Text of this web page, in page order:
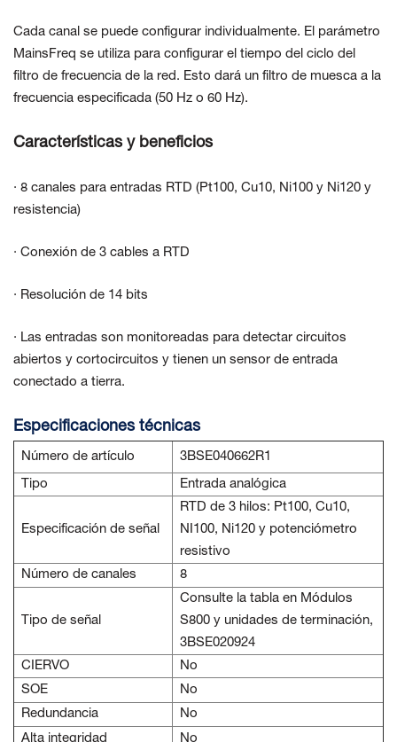
Cada canal se puede configurar individualmente. El parámetro
MainsFreq se utiliza para configurar el tiempo del ciclo del
filtro de frecuencia de la red. Esto dará un filtro de muesca a la
frecuencia especificada (50 Hz o 60 Hz).
Características y beneficios
· 8 canales para entradas RTD (Pt100, Cu10, Ni100 y Ni120 y
resistencia)
· Conexión de 3 cables a RTD
· Resolución de 14 bits
· Las entradas son monitoreadas para detectar circuitos
abiertos y cortocircuitos y tienen un sensor de entrada
conectado a tierra.
Especificaciones técnicas
Número de artículo 3BSE040662R1
Tipo Entrada analógica
Especificación de señal
RTD de 3 hilos: Pt100, Cu10,
NI100, Ni120 y potenciómetro
resistivo
Número de canales
8
Tipo de señal
Consulte la tabla en Módulos
S800 y unidades de terminación,
3BSE020924
CIERVO
No
SOE
No
Redundancia
No
Alta integridad
No